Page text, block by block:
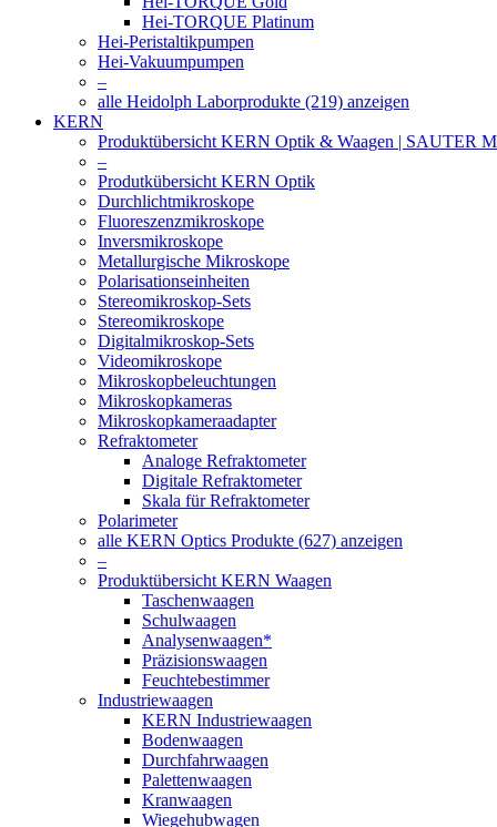
Hei-TORQUE Platinum
Hei-Peristaltikpumpen
Hei-Vakuumpumpen
–
alle Heidolph Laborprodukte (219) anzeigen
KERN
Produktübersicht KERN Optik & Waagen | SAUTER
–
Produtkübersicht KERN Optik
Durchlichtmikroskope
Fluoreszenzmikroskope
Inversmikroskope
Metallurgische Mikroskope
Polarisationseinheiten
Stereomikroskop-Sets
Stereomikroskope
Digitalmikroskop-Sets
Videomikroskope
Mikroskopbeleuchtungen
Mikroskopkameras
Mikroskopkameraadapter
Refraktometer
Analoge Refraktometer
Digitale Refraktometer
Skala für Refraktometer
Polarimeter
alle KERN Optics Produkte (627) anzeigen
–
Produktübersicht KERN Waagen
Taschenwaagen
Schulwaagen
Analysenwaagen*
Präzisionswaagen
Feuchtebestimmer
Industriewaagen
KERN Industriewaagen
Bodenwaagen
Durchfahrwaagen
Palettenwaagen
Kranwaagen
Wiegehubwagen